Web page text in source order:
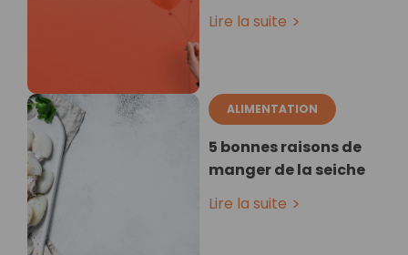
Lire la suite
ALIMENTATION
5 bonnes raisons de
manger de la seiche
Lire la suite